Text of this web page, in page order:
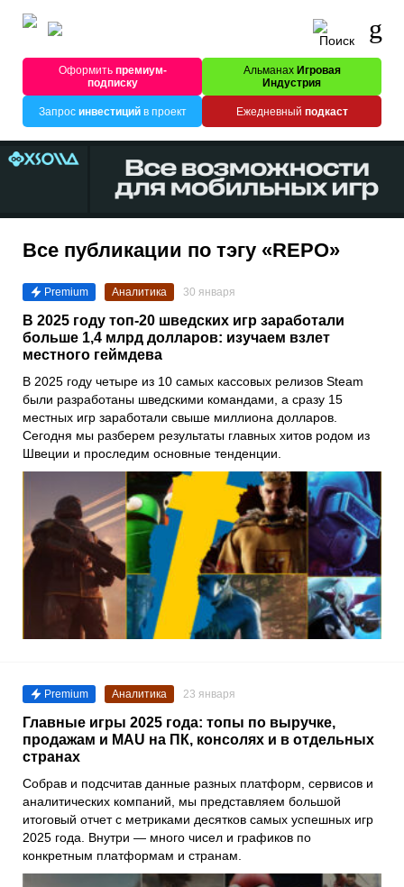
Оформитьпремиум-
подписку
Альманах Игровая
Индустрия
Запрос инвестицийв проект Ежедневный подкаст
Все публикации по тэгу «REPO»
Premium Аналитика 30 января
В 2025 году топ-20 шведских игр заработали
больше 1,4 млрд долларов: изучаем взлет
местного геймдева
В 2025 году четыре из 10 самых кассовых релизов Steam
были разработаны шведскими командами, а сразу 15
местных игр заработали свыше миллиона долларов.
Сегодня мы разберем результаты главных хитов родом из
Швеции и проследим основные тенденции.
Premium Аналитика 23 января
Главные игры 2025 года: топы по выручке,
продажам и MAU на ПК, консолях и в отдельных
странах
Собрав и подсчитав данные разных платформ, сервисов и
аналитических компаний, мы представляем большой
итоговый отчет с метриками десятков самых успешных игр
2025 года. Внутри — много чисел и графиков по
конкретным платформам и странам.